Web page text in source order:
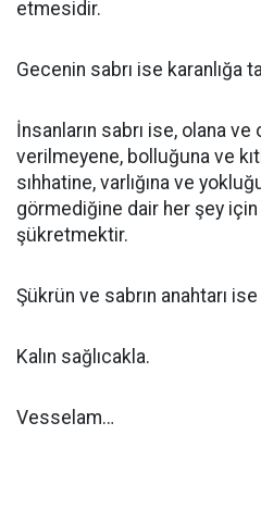
etmesidir.
Gecenin sabrı ise karanlığa
İnsanların sabrı ise, olana
verilmeyene, bolluğuna ve
sıhhatine, varlığına ve
görmediğine dair her şey
şükretmektir.
Şükrün ve sabrın anahtarı
Kalın sağlıcakla.
Vesselam…